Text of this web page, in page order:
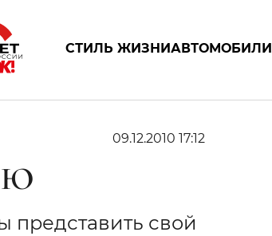
СТИЛЬ ЖИЗНИАВТОМОБИЛИ
09.12.2010 17:12
свой